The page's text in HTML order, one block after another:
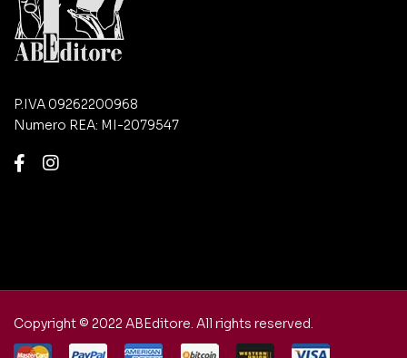
P.IVA 09262200968
Numero REA: MI-2079547
Copyright © 2022 ABEditore. All rights reserved.